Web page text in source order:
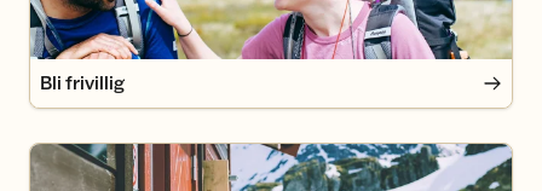
Bli frivillig
Bli medlem